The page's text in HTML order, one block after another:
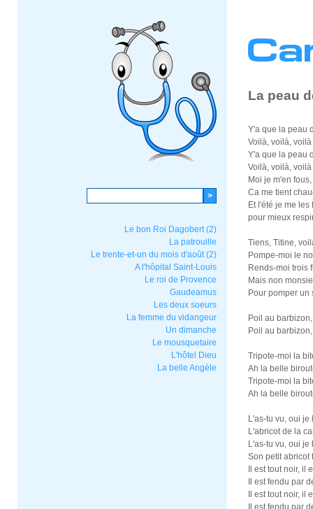
Le bon Roi Dagobert (2)
La patrouille
Le trente-et-un du mois d'août (2)
A l'hôpital Saint-Louis
Le roi de Provence
Gaudeamus
Les deux soeurs
La femme du vidangeur
Un dimanche
Le mousquetaire
L'hôtel Dieu
La belle Angèle
La peau
Y'a que la peau
Voilà, voilà,
Y'a que la peau
Voilà, voilà,
Moi je m'en
Ca me tient
Et l'été je me les
pour mieux
Tiens, Titine,
Pompe-moi le
Rends-moi trois
Mais non
Pour pomper un
Poil au
Poil au
Tripote-moi la
Ah la belle
Tripote-moi la
Ah la belle
L'as-tu vu, oui je
L'abricot de la
L'as-tu vu, oui je
Son petit abricot
Il est tout noir, il
Il est fendu par
Il est tout noir, il
Il est fendu par